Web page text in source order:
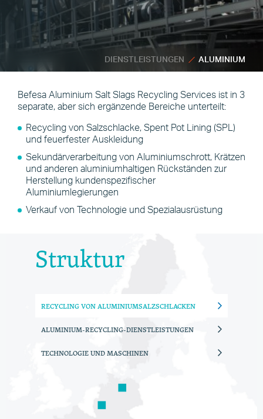
DIENSTLEISTUNGEN ALUMINIUM
Befesa Aluminium Salt Slags Recycling Services ist in 3
separate, aber sich ergänzende Bereiche unterteilt:
Recycling von Salzschlacke, Spent Pot Lining (SPL)
und feuerfester Auskleidung
Sekundärverarbeitung von Aluminiumschrott, Krätzen
und anderen aluminiumhaltigen Rückständen zur
Herstellung kundenspezifischer
Aluminiumlegierungen
Verkauf von Technologie und Spezialausrüstung
Struktur
RECYCLING VON ALUMINIUMSALZSCHLACKEN
ALUMINIUM-RECYCLING-DIENSTLEISTUNGEN
TECHNOLOGIE UND MASCHINEN